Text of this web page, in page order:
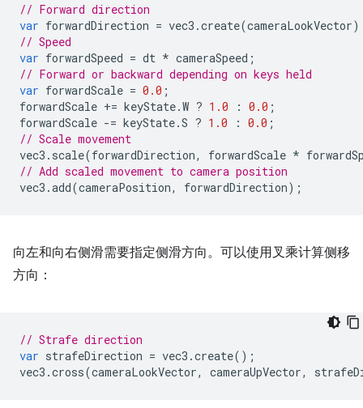
// Forward direction
var forwardDirection = vec3 .create(cameraLookVector
// Speed
var forwardSpeed = dt * cameraSpeed ;
// Forward or backward depending on keys held
var forwardScale = 0.0 ;
forwardScale += keyState.W ? 1.0 : 0.0 ;
forwardScale -= keyState.S ? 1.0 : 0.0 ;
// Scale movement
vec3 . scale(forwardDirection, forwardScale *
// Add scaled movement to camera position
vec3 .add(cameraPosition, forwardDirection);
向左和向右侧滑需要指定侧滑方向。可以使用叉乘计算侧移
方向：
// Strafe direction
var strafeDirection = vec3 .create();
vec3 .cross(cameraLookVector, cameraUpVector,